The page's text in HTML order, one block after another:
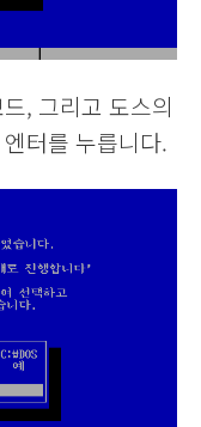
, 그리고 도스의
터를 누릅니다.